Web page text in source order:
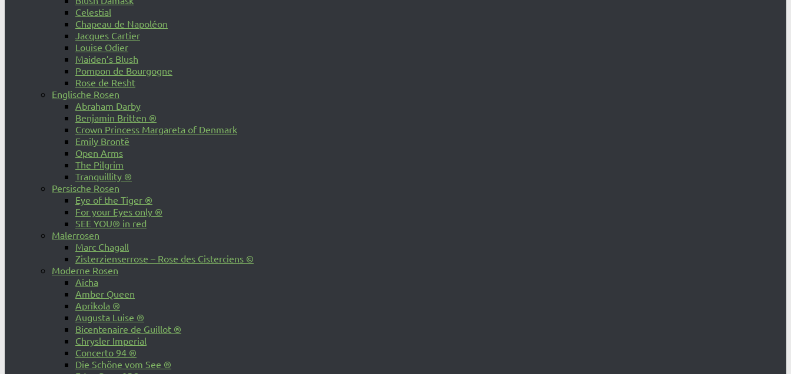
Celestial
Chapeau de Napoléon
Jacques Cartier
Louise Odier
Maiden’s Blush
Pompon de Bourgogne
Rose de Resht
Englische Rosen
Abraham Darby
Benjamin Britten ®
Crown Princess Margareta of Denmark
Emily Brontë
Open Arms
The Pilgrim
Tranquillity ®
Persische Rosen
Eye of the Tiger ®
For your Eyes only ®
SEE YOU® in red
Malerrosen
Marc Chagall
Zisterzienserrose – Rose des Cisterciens ©
Moderne Rosen
Aicha
Amber Queen
Aprikola ®
Augusta Luise ®
Bicentenaire de Guillot ®
Chrysler Imperial
Concerto 94 ®
Die Schöne vom See ®